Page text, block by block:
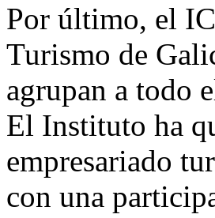
Por último, el
Turismo de
agrupan a todo
El Instituto ha
empresariado
con una